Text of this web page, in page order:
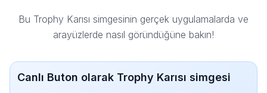
Bu Trophy Karısı simgesinin gerçek uygulamalarda ve
arayüzlerde nasıl göründüğüne bakın!
Canlı Buton olarak Trophy Karısı simgesi